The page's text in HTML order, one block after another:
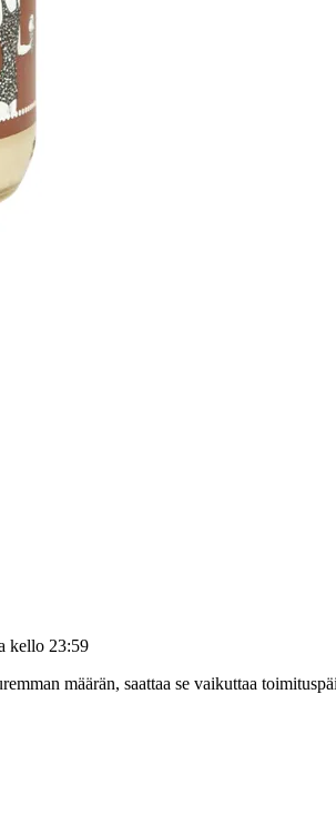
kello 23:59
määrän, saattaa se vaikuttaa